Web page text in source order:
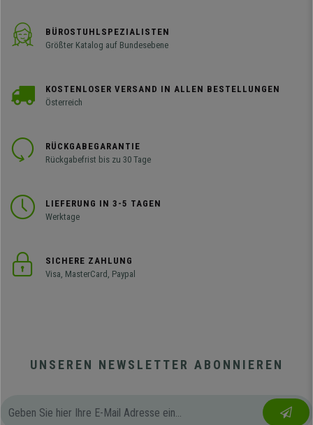
BÜROSTUHLSPEZIALISTEN
Größter Katalog auf Bundesebene
KOSTENLOSER VERSAND IN ALLEN BESTELLUNGEN
Österreich
RÜCKGABEGARANTIE
Rückgabefrist bis zu 30 Tage
LIEFERUNG IN 3-5 TAGEN
Werktage
SICHERE ZAHLUNG
Visa, MasterCard, Paypal
UNSEREN NEWSLETTER ABONNIEREN